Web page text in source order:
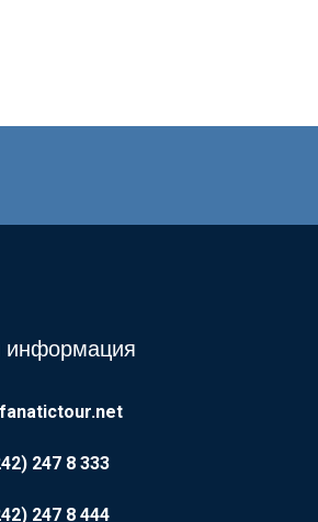
информация
247 8 333
247 8 444